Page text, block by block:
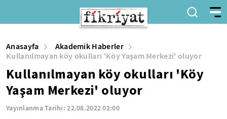
Anasayfa
Akademik Haberler
Kullanılmayan köy okulları 'Köy Yaşam Merkezi' oluyor
Kullanılmayan köy okulları 'Köy
Yaşam Merkezi' oluyor
Yayınlanma Tarihi:22.08.2022 02:00